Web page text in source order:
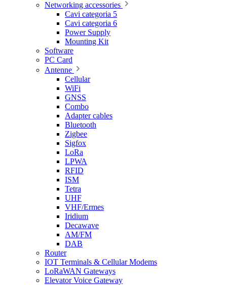
Networking accessories
Cavi categoria 5
Cavi categoria 6
Power Supply
Mounting Kit
Software
PC Card
Antenne
Cellular
WiFi
GNSS
Combo
Adapter cables
Bluetooth
Zigbee
Sigfox
LoRa
LPWA
RFID
ISM
Tetra
UHF
VHF/Ermes
Iridium
Decawave
AM/FM
DAB
Router
IOT Terminals & Cellular Modems
LoRaWAN Gateways
Elevator Voice Gateway